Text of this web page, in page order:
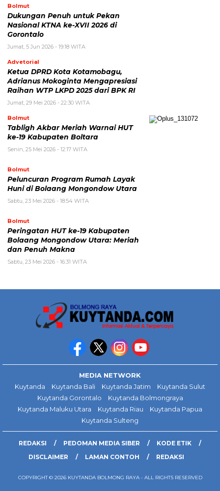
Bolmut
Dukungan Penuh untuk Pekan
Nasional KTNA ke-XVII 2026 di
Gorontalo
Jumat, 5 Jun 2026 - 19:18 WITA
Advetorial
Ketua DPRD Kota Kotamobagu,
Adrianus Mokoginta Mengapresiasi
Raihan WTP LKPD 2025 dari BPK RI
Jumat, 29 Mei 2026 - 22:30 WITA
Bolmut
Tabligh Akbar Meriah Warnai HUT
ke-19 Kabupaten Boltara
Senin, 25 Mei 2026 - 12:17 WITA
Bolmut
Peluncuran Program Rumah Layak
Huni di Bolaang Mongondow Utara
Sabtu, 23 Mei 2026 - 18:54 WITA
Bolmut
Peringatan HUT ke-19 Kabupaten
Bolaang Mongondow Utara: Meriah
dan Penuh Makna
Sabtu, 23 Mei 2026 - 16:31 WITA
MEDIA NETWORK
Kuytanda
Kuytanda Bali Kuytanda Jatim
Kuytanda Sulut
Kuytanda Gorontalo
Kuytanda Bolmongraya
Kuytanda Maluku Utara
Kuytanda Riau
Kuytanda Papua
Kuytanda Sulteng
REDAKSI PEDOMAN MEDIA SIBER
KODE ETIK
DISCLAIMER
LAMAN CONTOH REDAKSI
COPYRIGHT © 2026 KUYTANDA BOLMONG RAYA - ALL RIGHTS RESERVED